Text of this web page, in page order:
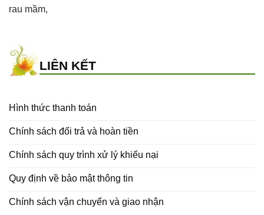
rau mầm,
LIÊN KẾT
Hình thức thanh toán
Chính sách đổi trả và hoàn tiền
Chính sách quy trình xử lý khiếu nại
Quy định về bảo mật thông tin
Chính sách vận chuyển và giao nhận